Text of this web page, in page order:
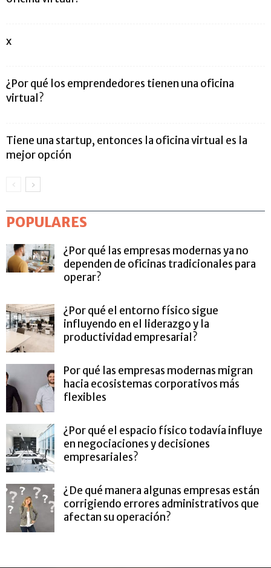
x
¿Por qué los emprendedores tienen una oficina
virtual?
Tiene una startup, entonces la oficina virtual es la
mejor opción
POPULARES
¿Por qué las empresas modernas ya no
dependen de oficinas tradicionales para
operar?
¿Por qué el entorno físico sigue
influyendo en el liderazgo y la
productividad empresarial?
Por qué las empresas modernas migran
hacia ecosistemas corporativos más
flexibles
¿Por qué el espacio físico todavía influye
en negociaciones y decisiones
empresariales?
¿De qué manera algunas empresas están
corrigiendo errores administrativos que
afectan su operación?